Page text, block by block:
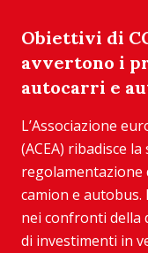
Obiettivi di
avvertono i
autocarri e
L’Associazione
(ACEA) ribadisce
regolamentazione
camion e
nei confronti della
di investimenti in